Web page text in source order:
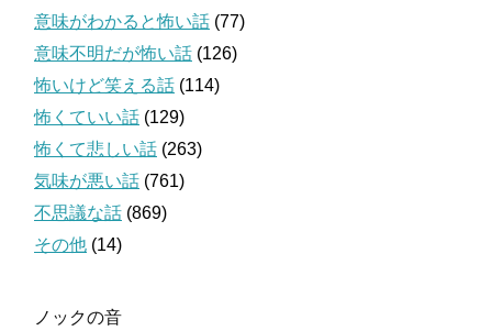
意味がわかると怖い話 (77)
意味不明だが怖い話 (126)
怖いけど笑える話 (114)
怖くていい話 (129)
怖くて悲しい話 (263)
気味が悪い話 (761)
不思議な話 (869)
その他 (14)
ノックの音